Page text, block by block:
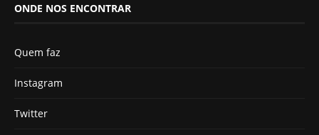
ONDE NOS ENCONTRAR
Quem faz
Instagram
Twitter